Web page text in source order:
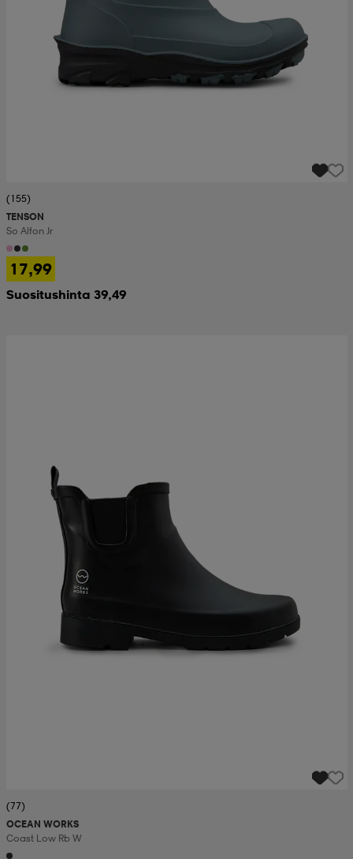
(155)
TENSON
So Alfon Jr
17,99
Suositushinta 39,49
(77)
OCEAN WORKS
Coast Low Rb W